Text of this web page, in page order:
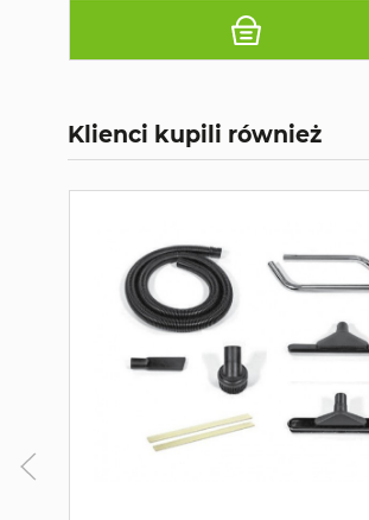
Klienci kupili również